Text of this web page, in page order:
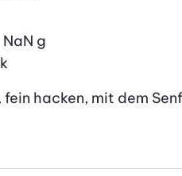
NaN g
hacken, mit dem